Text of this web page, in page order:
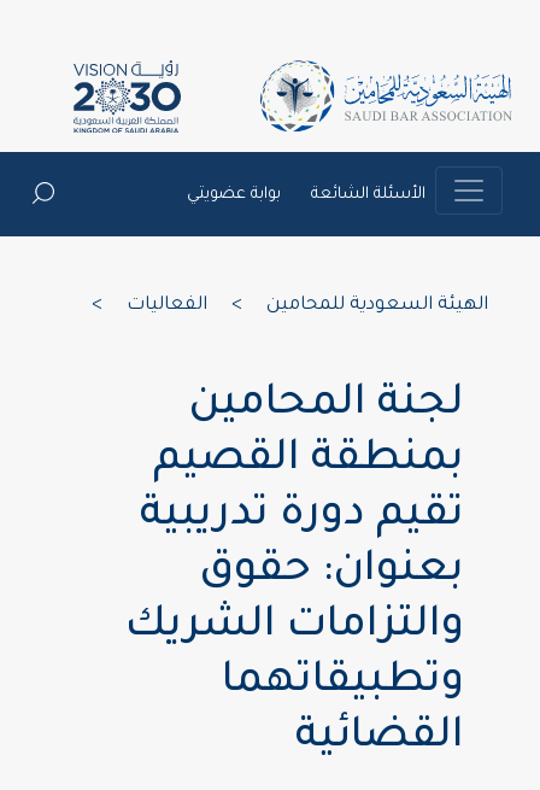
الأسئلة الشائعة بوابة عضويتي
الهيئة السعودية للمحامين الفعاليات
لجنة المحامين
بمنطقة القصيم
تقيم دورة تدريبية
بعنوان: حقوق
والتزامات الشريك
وتطبيقاتهما
القضائية